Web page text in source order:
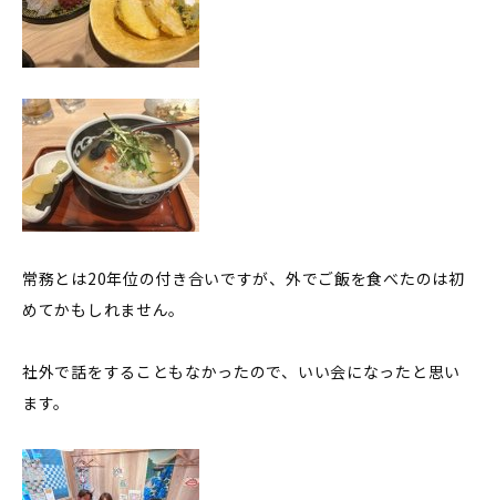
常務とは20年位の付き合いですが、外でご飯を食べたのは初
めてかもしれません。
社外で話をすることもなかったので、いい会になったと思い
ます。